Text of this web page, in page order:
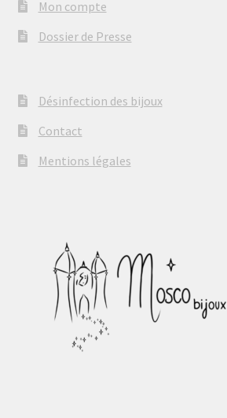
Mon compte
Dossier de Presse
Désinfection des bijoux
Contact
Mentions légales